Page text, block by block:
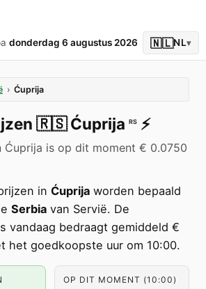
donderdag 6 augustus 2026 🇳🇱NL▾
› Ćuprija
🇷🇸 Ćuprija RS ⚡️
Ćuprija is op dit moment € 0.0750
in Ćuprija worden bepaald
Serbia van Servië. De
vandaag bedraagt gemiddeld €
het goedkoopste uur om 10:00.
OP DIT MOMENT (10:00)